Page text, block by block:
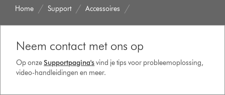
Home Support Accessoires
Neem contact met ons op
Op onzeSupportpagina'svind je tips voor probleemoplossing,
video-handleidingen en meer.